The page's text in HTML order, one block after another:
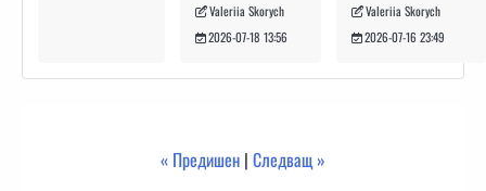
Valeriia Skorych
2026-07-18 13:56
Valeriia Skorych
2026-07-16 23:49
« Предишен | Следващ »